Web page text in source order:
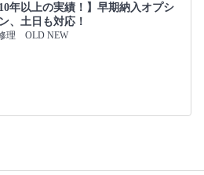
10年以上の実績！】早期納入オプシ
、土日も対応！
理 OLD NEW